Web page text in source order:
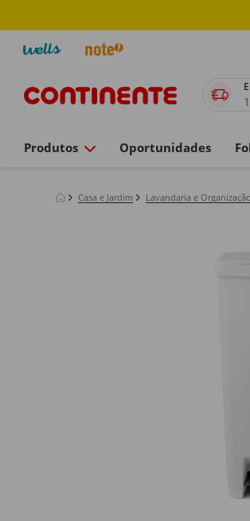
Produtos Oportunidades
Casa e Jardim Lavandaria e Organização